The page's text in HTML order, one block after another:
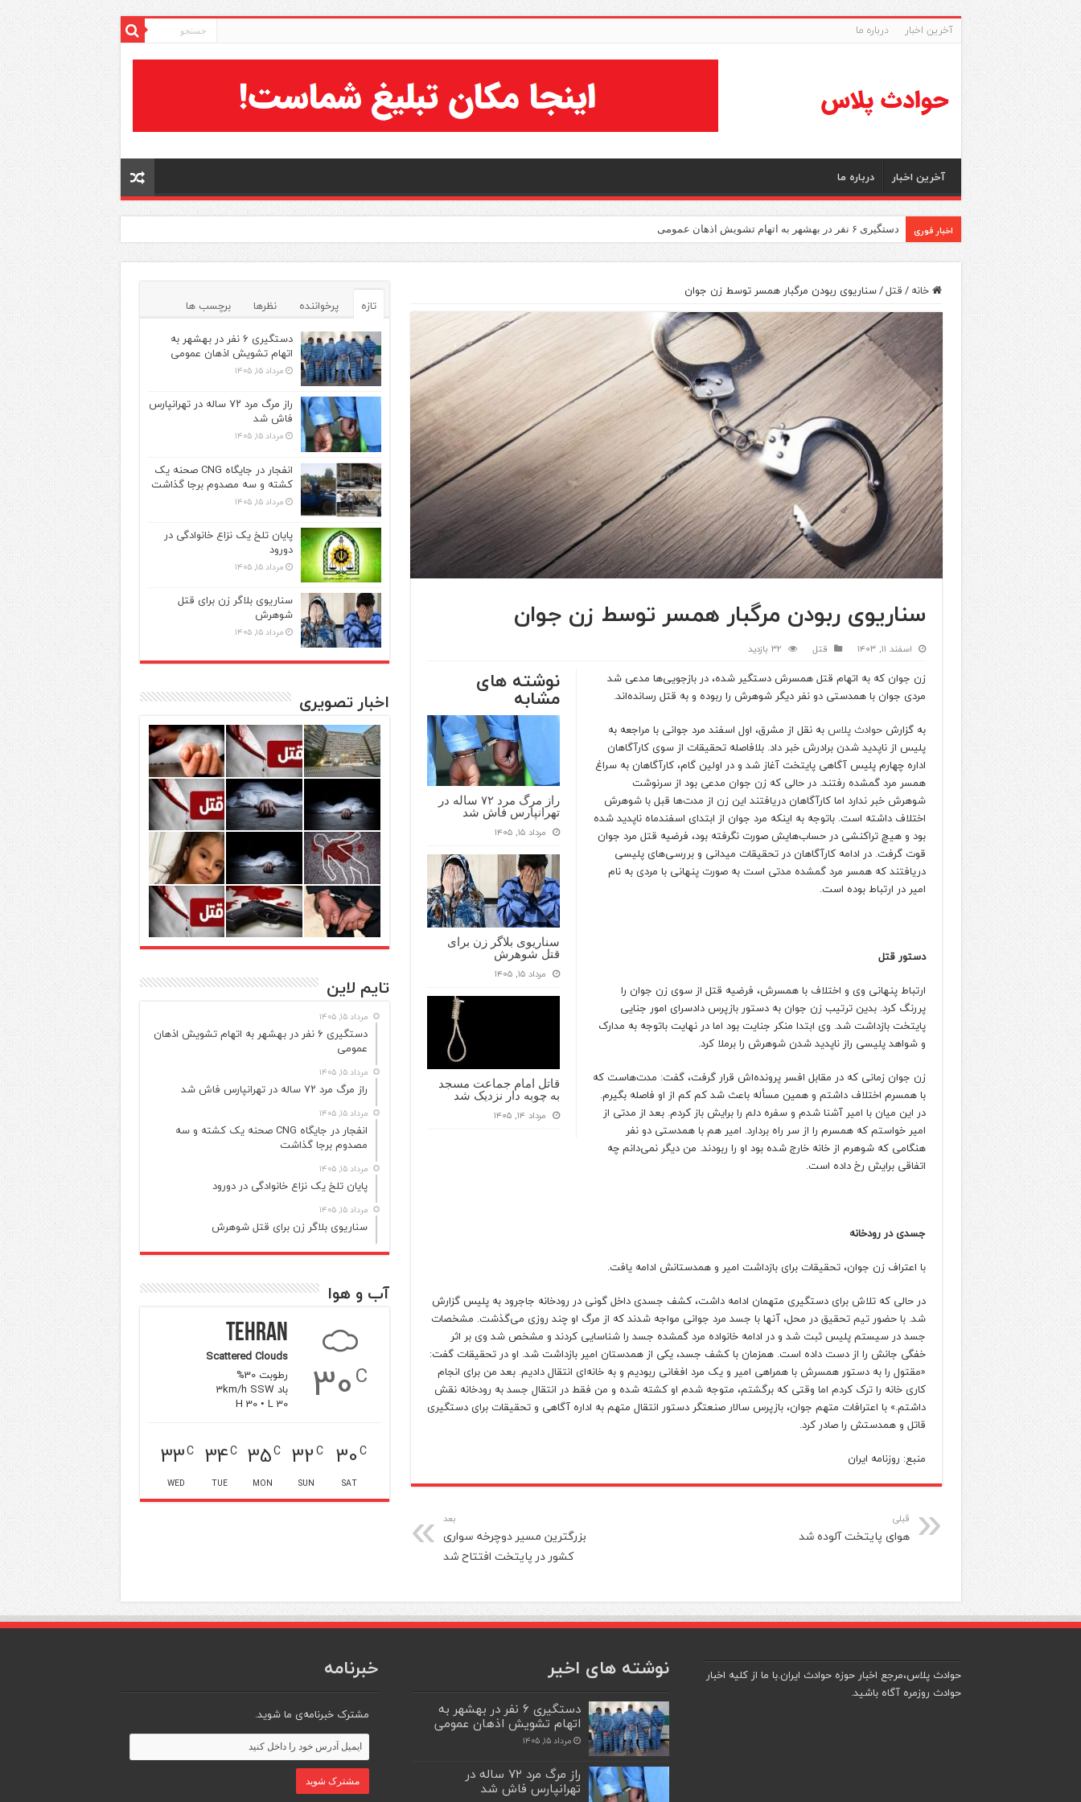
آخرین اخبار درباره ما
آخرین اخبار درباره ما
اخبار فوری دستگیری ۶ نفر در بهشهر به اتهام تشویش اذهان عمومی
خانه /قتل/سناریوی ربودن مرگبار همسر توسط زن جوان
سناریوی ربودن مرگبار همسر توسط زن جوان
اسفند ۱۱, ۱۴۰۳ قتل 32 بازدید
نوشته های
مشابه
راز مرگ مرد ۷۲ ساله در
تهرانپارس فاش شد
مرداد ۱۵, ۱۴۰۵
سناریوی بلاگر زن برای
قتل شوهرش
مرداد ۱۵, ۱۴۰۵
قاتل امام جماعت مسجد
به چوبه دار نزدیک شد
مرداد ۱۴, ۱۴۰۵
زن جوان که به اتهام قتل همسرش دستگیر شده، در بازجویی‌ها مدعی شد
مردی جوان با همدستی دو نفر دیگر شوهرش را ربوده و به قتل رسانده‌اند.
به گزارشحوادث پلاس به نقل از مشرق، اول اسفند مرد جوانی با مراجعه به
پلیس از ناپدید شدن برادرش خبر داد. بلافاصله تحقیقات از سوی کارآگاهان
اداره چهارم پلیس آگاهی پایتخت آغاز شد و در اولین گام، کارآگاهان به سراغ
همسر مرد گمشده رفتند. در حالی که زن جوان مدعی بود از سرنوشت
شوهرش خبر ندارد اما کارآگاهان دریافتند این زن از مدت‌ها قبل با شوهرش
اختلاف داشته است. باتوجه به اینکه مرد جوان از ابتدای اسفندماه ناپدید شده
بود و هیچ تراکنشی در حساب‌هایش صورت نگرفته بود، فرضیه قتل مرد جوان
قوت گرفت. در ادامه کارآگاهان در تحقیقات میدانی و بررسی‌های پلیسی
دریافتند که همسر مرد گمشده مدتی است به صورت پنهانی با مردی به نام
امیر در ارتباط بوده است.
دستور قتل
ارتباط پنهانی وی و اختلاف با همسرش، فرضیه قتل از سوی زن جوان را
پررنگ کرد. بدین ترتیب زن جوان به دستور بازپرس دادسرای امور جنایی
پایتخت بازداشت شد. وی ابتدا منکر جنایت بود اما در نهایت باتوجه به مدارک
و شواهد پلیسی راز ناپدید شدن شوهرش را برملا کرد.
زن جوان زمانی که در مقابل افسر پرونده‌اش قرار گرفت، گفت: مدت‌هاست که
با همسرم اختلاف داشتم و همین مسأله باعث شد کم کم از او فاصله بگیرم.
در این میان با امیر آشنا شدم و سفره دلم را برایش باز کردم. بعد از مدتی از
امیر خواستم که همسرم را از سر راه بردارد. امیر هم با همدستی دو نفر
هنگامی که شوهرم از خانه خارج شده بود او را ربودند. من دیگر نمی‌دانم چه
اتفاقی برایش رخ داده است.
جسدی در رودخانه
با اعتراف زن جوان، تحقیقات برای بازداشت امیر و همدستانش ادامه یافت.
در حالی که تلاش برای دستگیری متهمان ادامه داشت، کشف جسدی داخل گونی در رودخانه جاجرود به پلیس گزارش
شد. با حضور تیم تحقیق در محل، آنها با جسد مرد جوانی مواجه شدند که از مرگ او چند روزی می‌گذشت. مشخصات
جسد در سیستم پلیس ثبت شد و در ادامه خانواده مرد گمشده جسد را شناسایی کردند و مشخص شد وی بر اثر
خفگی جانش را از دست داده است. همزمان با کشف جسد، یکی از همدستان امیر بازداشت شد. او در تحقیقات گفت:
«مقتول را به دستور همسرش با همراهی امیر و یک مرد افغانی ربودیم و به خانه‌ای انتقال دادیم. بعد من برای انجام
کاری خانه را ترک کردم اما وقتی که برگشتم، متوجه شدم او کشته شده و من فقط در انتقال جسد به رودخانه نقش
داشتم.» با اعترافات متهم جوان، بازپرس سالار صنعتگر دستور انتقال متهم به اداره آگاهی و تحقیقات برای دستگیری
قاتل و همدستش را صادر کرد.
منبع: روزنامه ایران
قبلی
هوای پایتخت آلوده شد
بعد
بزرگترین مسیر دوچرخه سواری
کشور در پایتخت افتتاح شد
تازه پرخواننده نظرها
برچسب ها
دستگیری ۶ نفر در بهشهر به
اتهام تشویش اذهان عمومی
مرداد ۱۵, ۱۴۰۵
راز مرگ مرد ۷۲ ساله در تهرانپارس
فاش شد
مرداد ۱۵, ۱۴۰۵
انفجار در جایگاه CNG صحنه یک
کشته و سه مصدوم برجا گذاشت
مرداد ۱۵, ۱۴۰۵
پایان تلخ یک نزاع خانوادگی در
دورود
مرداد ۱۵, ۱۴۰۵
سناریوی بلاگر زن برای قتل
شوهرش
مرداد ۱۵, ۱۴۰۵
اخبار تصویری
تایم لاین
مرداد ۱۵, ۱۴۰۵
دستگیری ۶ نفر در بهشهر به اتهام تشویش اذهان
عمومی
مرداد ۱۵, ۱۴۰۵
راز مرگ مرد ۷۲ ساله در تهرانپارس فاش شد
مرداد ۱۵, ۱۴۰۵
انفجار در جایگاه CNG صحنه یک کشته و سه
مصدوم برجا گذاشت
مرداد ۱۵, ۱۴۰۵
پایان تلخ یک نزاع خانوادگی در دورود
مرداد ۱۵, ۱۴۰۵
سناریوی بلاگر زن برای قتل شوهرش
آب و هوا
30C
Tehran
Scattered Clouds
رطوبت 30%
باد 3km/h SSW
H 30 • L 30
30C
SAT
32C
SUN
35C
MON
34C
TUE
33C
WED
حوادث پلاس،مرجع اخبار حوزه حوادث ایران.با ما از کلیه اخبار
حوادث روزمره آگاه باشید.
نوشته های اخیر
دستگیری ۶ نفر در بهشهر به
اتهام تشویش اذهان عمومی
مرداد ۱۵, ۱۴۰۵
راز مرگ مرد ۷۲ ساله در
تهرانپارس فاش شد
خبرنامه
مشترک خبرنامه‌ی ما شوید.